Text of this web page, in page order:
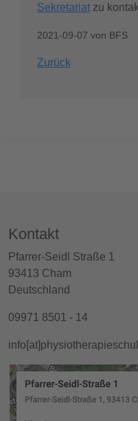
Sekretariatzu
2021-09-07 von BFS
Zurück
Kontakt
Pfarrer-Seidl Straße 1
93413 Cham
Deutschland
09971 8501 - 14